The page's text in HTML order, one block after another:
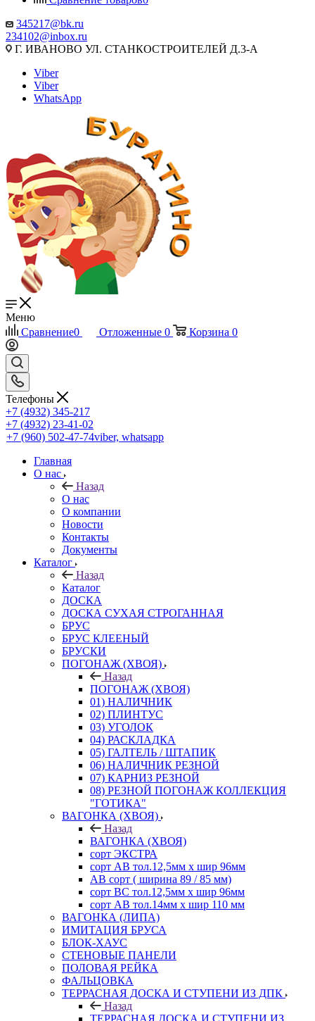
345217@bk.ru
234102@inbox.ru
Г. ИВАНОВО УЛ. СТАНКОСТРОИТЕЛЕЙ Д.3-А
Viber
Viber
WhatsApp
Меню
Сравнение0 Отложенные 0 Корзина 0
Телефоны
+7 (4932) 345-217
+7 (4932) 23-41-02
+7 (960) 502-47-74viber, whatsapp
Главная
О нас
Назад
О нас
О компании
Новости
Контакты
Документы
Каталог
Назад
Каталог
ДОСКА
ДОСКА СУХАЯ СТРОГАННАЯ
БРУС
БРУС КЛЕЕНЫЙ
БРУСКИ
ПОГОНАЖ (ХВОЯ)
Назад
ПОГОНАЖ (ХВОЯ)
01) НАЛИЧНИК
02) ПЛИНТУС
03) УГОЛОК
04) РАСКЛАДКА
05) ГАЛТЕЛЬ / ШТАПИК
06) НАЛИЧНИК РЕЗНОЙ
07) КАРНИЗ РЕЗНОЙ
08) РЕЗНОЙ ПОГОНАЖ КОЛЛЕКЦИЯ
"ГОТИКА"
ВАГОНКА (ХВОЯ)
Назад
ВАГОНКА (ХВОЯ)
сорт ЭКСТРА
сорт АВ тол.12,5мм х шир 96мм
АВ сорт ( ширина 89 / 85 мм)
сорт ВС тол.12,5мм х шир 96мм
сорт АВ тол.14мм х шир 110 мм
ВАГОНКА (ЛИПА)
ИМИТАЦИЯ БРУСА
БЛОК-ХАУС
СТЕНОВЫЕ ПАНЕЛИ
ПОЛОВАЯ РЕЙКА
ФАЛЬЦОВКА
ТЕРРАСНАЯ ДОСКА И СТУПЕНИ ИЗ ДПК
Назад
ТЕРРАСНАЯ ДОСКА И СТУПЕНИ ИЗ